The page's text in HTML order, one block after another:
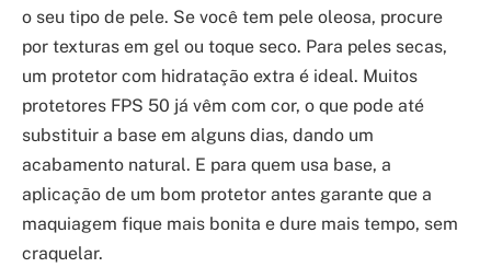
o seu tipo de pele. Se você tem pele oleosa, procure
por texturas em gel ou toque seco. Para peles secas,
um protetor com hidratação extra é ideal. Muitos
protetores FPS 50 já vêm com cor, o que pode até
substituir a base em alguns dias, dando um
acabamento natural. E para quem usa base, a
aplicação de um bom protetor antes garante que a
maquiagem fique mais bonita e dure mais tempo, sem
craquelar.